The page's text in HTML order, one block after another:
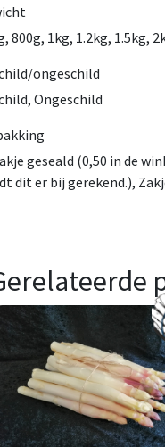
800g, 1kg, 1.2kg, 1.5kg,
ongeschild
Ongeschild
geseald (0,50 in de
dit er bij gerekend.),